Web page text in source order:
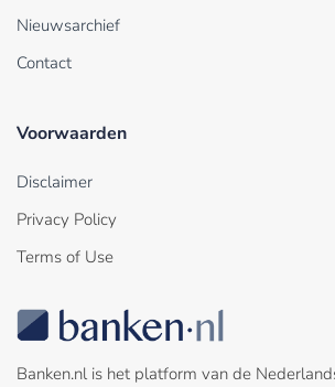
Nieuwsarchief
Contact
Voorwaarden
Disclaimer
Privacy Policy
Terms of Use
Banken.nl is het platform van de